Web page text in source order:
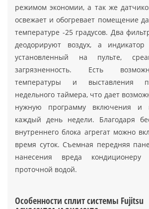
режимом экономии, а так же
освежает и обогревает помещение
температуре -25 градусов. Два
деодорируют воздух, а индикатор
установленный на пульте,
загрязненность. Есть
температуры и выставления
недельного таймера, что дает
нужную программу включения и
каждый день недели. Благодаря
внутреннего блока агрегат можно
время суток. Съемная передняя
нанесения вреда
проточной водой.
Особенности сплит системы Fujitsu